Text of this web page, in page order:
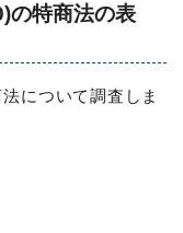
の特商法の表
について調査しま